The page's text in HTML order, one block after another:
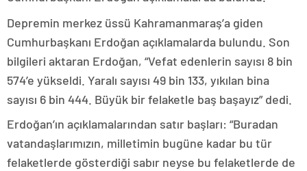
Depremin merkez üssü Kahramanmaraş’a giden
Cumhurbaşkanı Erdoğan açıklamalarda bulundu. Son
bilgileri aktaran Erdoğan, “Vefat edenlerin sayısı 8 bin
574’e yükseldi. Yaralı sayısı 49 bin 133, yıkılan bina
sayısı 6 bin 444. Büyük bir felaketle baş başayız” dedi.
Erdoğan’ın açıklamalarından satır başları: “Buradan
vatandaşlarımızın, milletimin bugüne kadar bu tür
felaketlerde gösterdiği sabır neyse bu felaketlerde de